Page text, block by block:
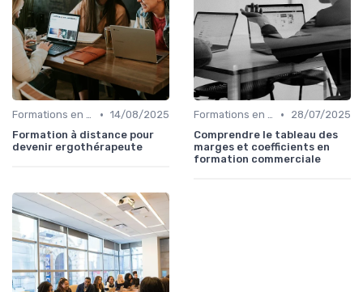
Formations en ligne • 14/08/2025
Formation à distance pour
devenir ergothérapeute
Formations en ligne •
28/07/2025
Comprendre le tableau des
marges et coefficients en
formation commerciale